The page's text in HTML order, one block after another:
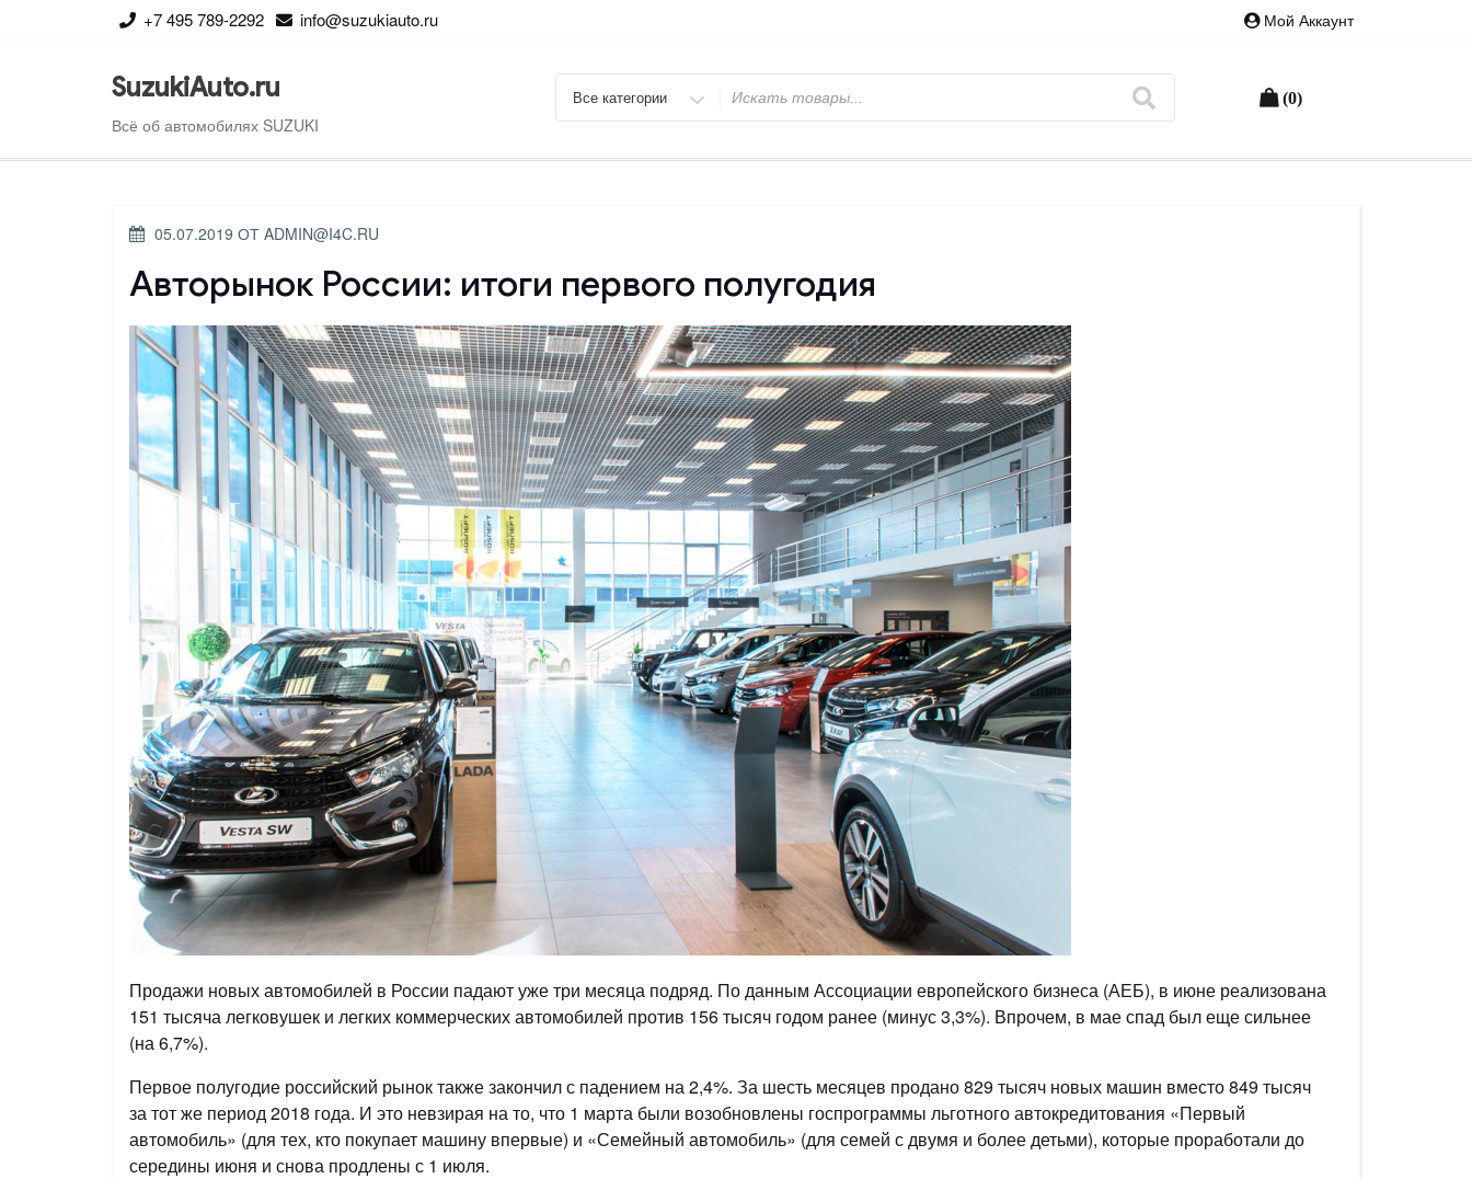
+7 495 789-2292 info@suzukiauto.ru Мой Аккаунт
SuzukiAuto.ru
Всё об автомобилях SUZUKI
Искать (0)
ОПУБЛИКОВАНО
05.07.2019 ОТ ADMIN@I4C.RU
Авторынок России: итоги первого полугодия
Продажи новых автомобилей в России падают уже три месяца подряд. По данным Ассоциации европейского бизнеса (АЕБ), в июне реализована
151 тысяча легковушек и легких коммерческих автомобилей против 156 тысяч годом ранее (минус 3,3%). Впрочем, в мае спад был еще сильнее
(на 6,7%).
Первое полугодие российский рынок также закончил с падением на 2,4%. За шесть месяцев продано 829 тысяч новых машин вместо 849 тысяч
за тот же период 2018 года. И это невзирая на то, что 1 марта были возобновлены госпрограммы льготного автокредитования «Первый
автомобиль» (для тех, кто покупает машину впервые) и «Семейный автомобиль» (для семей с двумя и более детьми), которые проработали до
середины июня и снова продлены с 1 июля.